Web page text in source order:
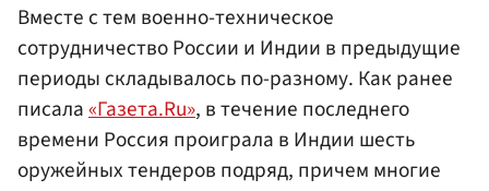
Вместе с тем военно-техническое
сотрудничество России и Индии в предыдущие
периоды складывалось по-разному. Как ранее
писала«Газета.Ru», в течение последнего
времени Россия проиграла в Индии шесть
оружейных тендеров подряд, причем многие